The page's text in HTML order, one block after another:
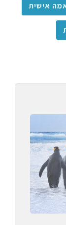
אישית